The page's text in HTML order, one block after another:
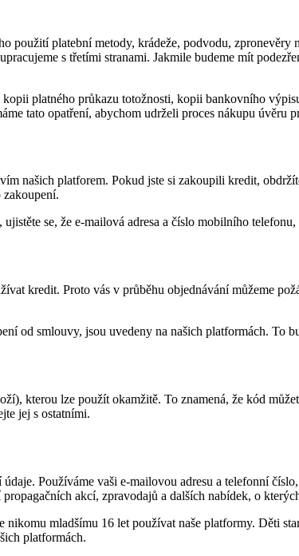
použití platební metody, krádeže, podvodu,
s třetími stranami. Jakmile budeme mít
platného průkazu totožnosti, kopii bankovního
tato opatření, abychom udrželi proces nákupu úvěru
našich platforem. Pokud jste si zakoupili kredit,
zakoupení.
se, že e-mailová adresa a číslo mobilního
kredit. Proto vás v průběhu objednávání můžeme
od smlouvy, jsou uvedeny na našich platformách. To
kterou lze použít okamžitě. To znamená, že kód
jej s ostatními.
Používáme vaši e-mailovou adresu a telefonní
akcí, zpravodajů a dalších nabídek, o
mladšímu 16 let používat naše platformy. Děti
platformách.